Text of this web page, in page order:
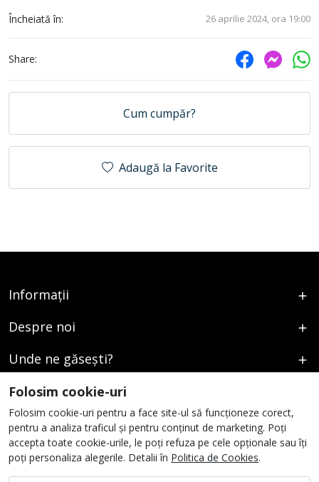
Încheiată în: 26 aprilie 2024, ora 19:00
Share:
Cum cumpăr?
Adaugă la Favorite
Informații
Despre noi
Unde ne găsești?
Urmați-ne
Folosim cookie-uri
Folosim cookie-uri pentru a face site-ul să funcționeze corect,
pentru a analiza traficul și pentru conținut de marketing. Poți
accepta toate cookie-urile, le poți refuza pe cele opționale sau îți
poți personaliza alegerile. Detalii în Politica de Cookies.